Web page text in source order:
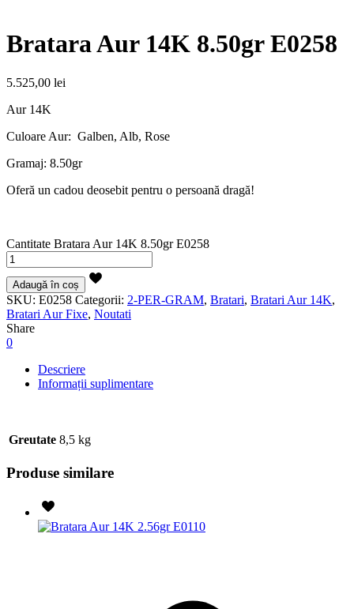
Bratara Aur 14K 8.50gr E0258
5.525,00 lei
Aur 14K
Culoare Aur: Galben, Alb, Rose
Gramaj: 8.50gr
Oferă un cadou deosebit pentru o persoană dragă!
Cantitate Bratara Aur 14K 8.50gr E0258
Adaugă în coș
SKU: E0258 Categorii: 2-PER-GRAM, Bratari, Bratari Aur 14K,
Bratari Aur Fixe, Noutati
Share
0
Descriere
Informații suplimentare
Greutate 8,5 kg
Produse similare